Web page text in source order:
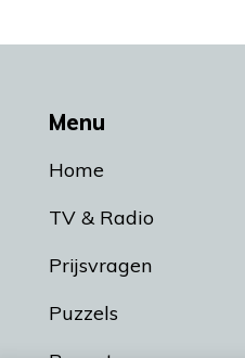
Menu
Home
TV & Radio
Prijsvragen
Puzzels